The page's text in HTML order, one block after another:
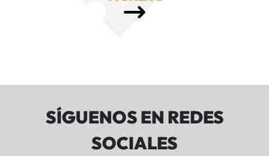
SÍGUENOS EN REDES
SOCIALES